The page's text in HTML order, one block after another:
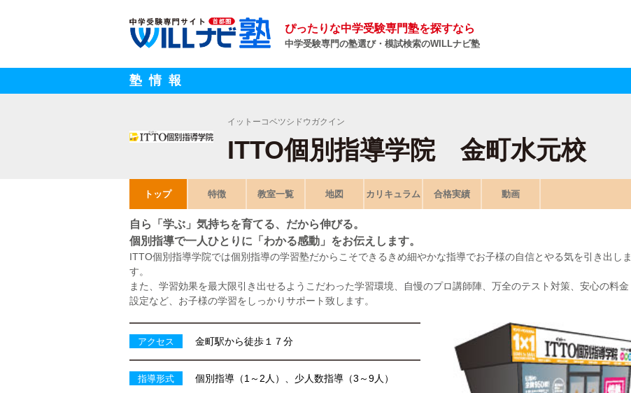
ぴったりな中学受験専門塾を探すなら
中学受験専門の塾選び・模試検索のWILLナビ塾
塾情報
イットーコベツシドウガクイン
ITTO個別指導学院 金町水元校
トップ 特徴 教室一覧 地図 カリキュラム 合格実績 動画
自ら「学ぶ」気持ちを育てる、だから伸びる。
個別指導で一人ひとりに「わかる感動」をお伝えします。
ITTO個別指導学院では個別指導の学習塾だからこそできるきめ細やかな指導でお子様の自信とやる気を引き出しま
す。
また、学習効果を最大限引き出せるようこだわった学習環境、自慢のプロ講師陣、万全のテスト対策、安心の料金
設定など、お子様の学習をしっかりサポート致します。
アクセス 金町駅から徒歩１７分
指導形式 個別指導（1～2人）、少人数指導（3～9人）